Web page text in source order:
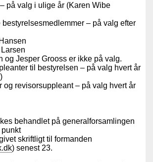
på valg i ulige år (Karen Wibe
– på valg efter
og Jesper Grooss er ikke på valg.
til bestyrelsen – på valg hvert år
og revisorsuppleant – på valg hvert år
behandlet på generalforsamlingen
skriftligt til formanden
) senest 23.